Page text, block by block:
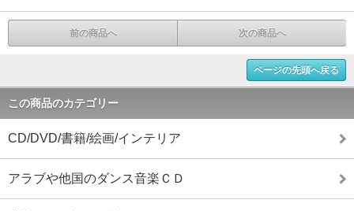
前の商品へ 次の商品へ
ページの先頭へ戻る
この商品のカテゴリー
CD/DVD/書籍/絵画/インテリア
アラブや他国のダンス音楽ＣＤ